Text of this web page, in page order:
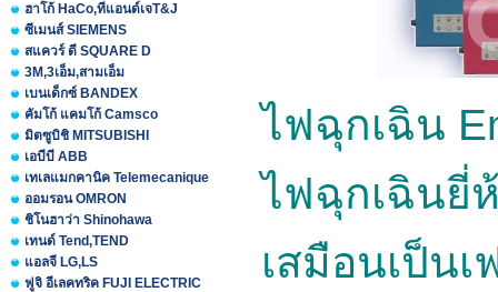
ฮาโก้ HaCo,ทีแอนด์เจT&J
ซีเมนส์ SIEMENS
สแควร์ ดี SQUARE D
3M,3เอ็ม,สามเอ็ม
เบนเด็กซ์ BANDEX
คัมโก้ แคมโก้ Camsco
มิตซูบิชิ MITSUBISHI
เอบีบี ABB
เทเลแมกคานิค Telemecanique
ออมรอน OMRON
ชิโนฮาว่า Shinohawa
เทนด์ Tend,TEND
แอลจี LG,LS
ฟูจิ อีเลคทริค FUJI ELECTRIC
ไฟฉุกเฉิน
ไฟฉุกเฉินยี่
เสมือนเป็น